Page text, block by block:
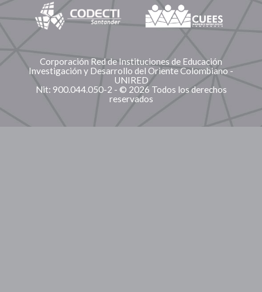
Corporación Red de Instituciones de Educación
Investigación y Desarrollo del Oriente Colombiano -
UNIRED
Nit: 900.044.050-2 - © 2026 Todos los derechos
reservados